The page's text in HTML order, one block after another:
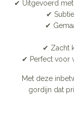
✔ Uitgevoerd
✔
✔
✔ Zacht
✔ Perfect voor
Met deze
gordijn dat